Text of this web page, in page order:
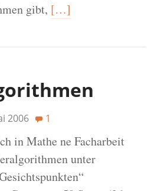
gibt, […]
2006 1
in Mathe ne Facharbeit
unter